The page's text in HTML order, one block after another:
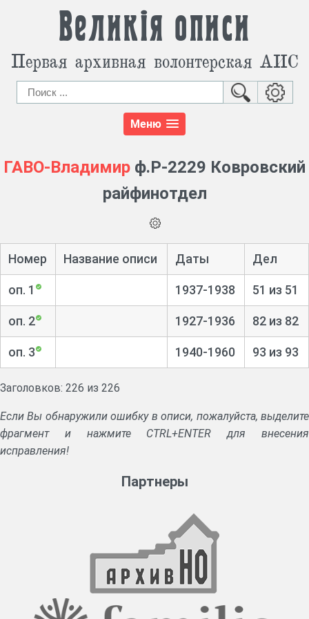
Великія описи
Первая архивная волонтерская АИС
Меню
ГАВО-Владимир ф.Р-2229 Ковровский
райфинотдел
Номер Название описи Даты Дел
оп. 1 1937-1938 51 из 51
оп. 2 1927-1936 82 из 82
оп. 3 1940-1960 93 из 93
Заголовков: 226 из 226
Если Вы обнаружили ошибку в описи, пожалуйста, выделите
фрагмент и нажмите CTRL+ENTER для внесения
исправления!
Партнеры